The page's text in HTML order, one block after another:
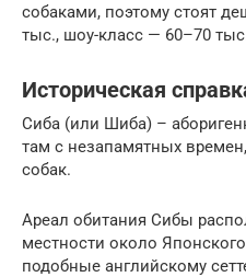
собаками, поэтому стоят
тыс., шоу-класс — 60–70
Историческая
Сиба (или Шиба) –
там с незапамятных
собак.
Ареал обитания Сибы
местности около
подобные английскому